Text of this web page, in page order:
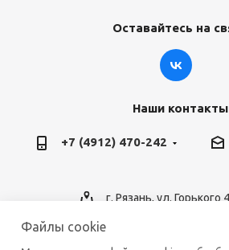
Оставайтесь на
Наши контакты
+7 (4912) 470-242
г. Рязань, ул. Горького
Файлы cookie